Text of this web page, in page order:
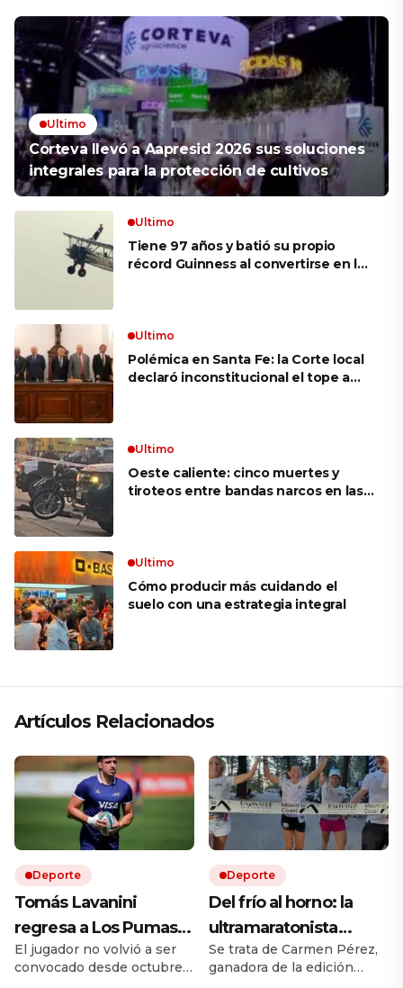
Ultimo
Corteva llevó a Aapresid 2026 sus soluciones
integrales para la protección de cultivos
Ultimo
Tiene 97 años y batió su propio
récord Guinness al convertirse en la
puedo’ no existen en mi vocabulario»
Ultimo
Polémica en Santa Fe: la Corte local
declaró inconstitucional el tope a
Ultimo
Oeste caliente: cinco muertes y
tiroteos entre bandas narcos en las
Ultimo
Cómo producir más cuidando el
suelo con una estrategia integral
Artículos Relacionados
Deporte
Tomás Lavanini
regresa a Los Pumas
tras casi dos años: «Es
una nueva
El jugador no volvió a ser
convocado desde octubre
Deporte
Del frío al horno: la
ultramaratonista
española que corrió
bajo 52 grados y lo
Se trata de Carmen Pérez,
ganadora de la edición